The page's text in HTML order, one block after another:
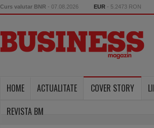
Curs valutar BNR - 07.08.2026 EUR - 5.2473 RON
HOME ACTUALITATE COVER STORY
REVISTA BM